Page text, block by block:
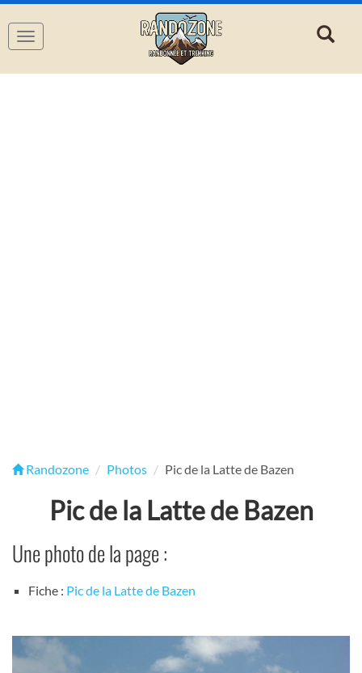
Navigation
Randozone Photos Pic de la Latte de Bazen
Pic de la Latte de Bazen
Une photo de la page :
Fiche : Pic de la Latte de Bazen